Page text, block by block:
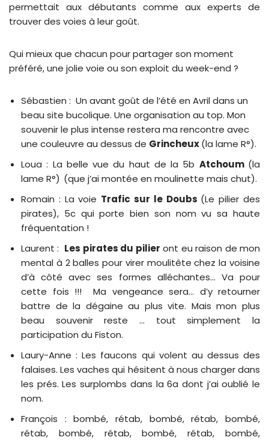
permettait aux débutants comme aux experts de
trouver des voies à leur goût.
Qui mieux que chacun pour partager son moment
préféré, une jolie voie ou son exploit du week-end ?
Sébastien : Un avant goût de l’été en Avril dans un
beau site bucolique. Une organisation au top. Mon
souvenir le plus intense restera ma rencontre avec
une couleuvre au dessus de Grincheux(la lame R°).
Loua : La belle vue du haut de la 5b Atchoum (la
lame R°) (que j’ai montée en moulinette mais chut).
Romain : La voie Trafic sur le Doubs (Le pilier des
pirates), 5c qui porte bien son nom vu sa haute
fréquentation !
Laurent : Les pirates du pilier ont eu raison de mon
mental à 2 balles pour virer moulitête chez la voisine
d’à côté avec ses formes alléchantes… Va pour
cette fois !!! Ma vengeance sera… d’y retourner
battre de la dégaine au plus vite. Mais mon plus
beau souvenir reste … tout simplement la
participation du Fiston.
Laury-Anne : Les faucons qui volent au dessus des
falaises. Les vaches qui hésitent à nous charger dans
les prés. Les surplombs dans la 6a dont j’ai oublié le
nom.
François : bombé, rétab, bombé, rétab, bombé,
rétab, bombé, rétab, bombé, rétab, bombé,